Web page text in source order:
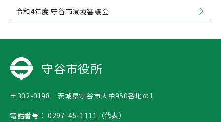
令和4年度 守谷市環境審議会
守谷市役所
〒302-0198 茨城県守谷市大柏950番地の1
電話番号： 0297-45-1111（代表）